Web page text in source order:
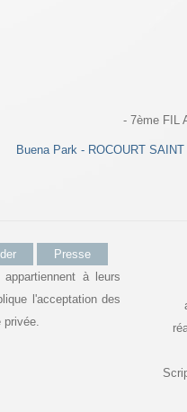
- 7ème FIL
Buena Park - ROCOURT SAINT
Presse
à leurs
l'acceptation des
privée.